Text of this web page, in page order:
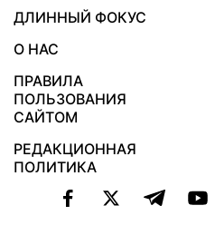
ДЛИННЫЙ ФОКУС
О НАС
ПРАВИЛА
ПОЛЬЗОВАНИЯ
САЙТОМ
РЕДАКЦИОННАЯ
ПОЛИТИКА